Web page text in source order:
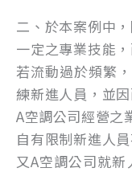
二、於本案例中
一定之專業技能
若流動過於頻繁
練新進人員，並
A空調公司經營之
自有限制新進人
又A空調公司就